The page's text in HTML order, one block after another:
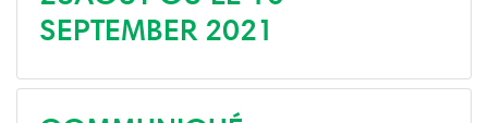
SEPTEMBER 2021